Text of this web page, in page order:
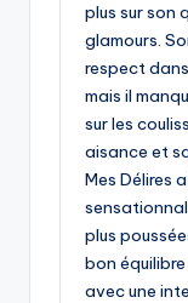
plus sur son
glamours.
respect
mais il
sur les
aisance et
Mes Délires
plus
bon
avec une